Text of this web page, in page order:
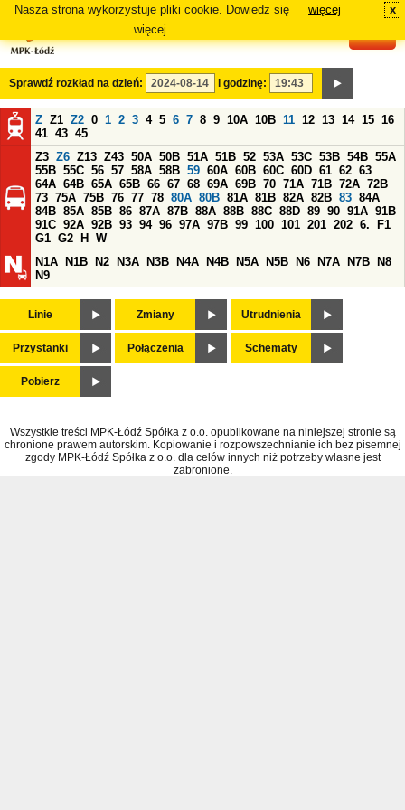
Nasza strona wykorzystuje pliki cookie. Dowiedz się
więcej.
więcej x
Sprawdź rozkład na dzień: i godzinę:
Z Z1 Z2 0 1 2 3 4 5 6 7 8 9 10A 10B 11 12 13 14 15 16
41 43 45
Z3 Z6 Z13 Z43 50A 50B 51A 51B 52 53A 53C 53B 54B 55A
55B 55C 56 57 58A 58B 59 60A 60B 60C 60D 61 62 63
64A 64B 65A 65B 66 67 68 69A 69B 70 71A 71B 72A 72B
73 75A 75B 76 77 78 80A 80B 81A 81B 82A 82B 83 84A
84B 85A 85B 86 87A 87B 88A 88B 88C 88D 89 90 91A 91B
91C 92A 92B 93 94 96 97A 97B 99 100 101 201 202 6.
F1
G1 G2 H
W
N1A
N1B N2 N3A N3B N4A N4B N5A N5B N6 N7A N7B
N8
N9
Linie Zmiany Utrudnienia
Przystanki Połączenia Schematy
Pobierz
Wszystkie treści MPK-Łódź Spółka z o.o. opublikowane na niniejszej stronie są
chronione prawem autorskim. Kopiowanie i rozpowszechnianie ich bez pisemnej
zgody MPK-Łódź Spółka z o.o. dla celów innych niż potrzeby własne jest
zabronione.